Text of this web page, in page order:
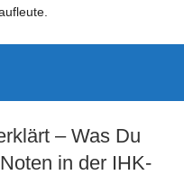
– Was Du
in der IHK-